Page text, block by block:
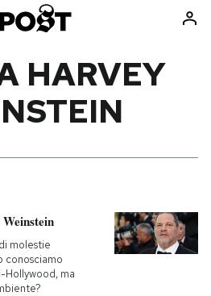
Libri
Ok Boomer!
Europa
HARVEY
molestie
conosciamo
ma